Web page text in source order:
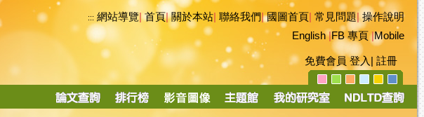
::: 網站導覽|首頁|關於本站 聯絡我們|國圖首頁 常見問題|操作說明
English|FB 專頁|Mobile
免費會員 登入 註冊